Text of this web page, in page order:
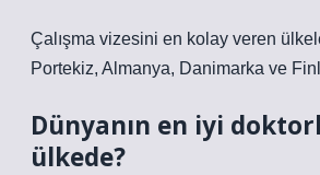
Çalışma vizesini en kolay veren
Portekiz, Almanya, Danimarka ve
Dünyanın en iyi
ülkede?